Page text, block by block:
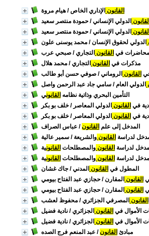
القانون الإداري الخاص/ هيام مروة
القانون الدولي الإنساني/ حمودة منتصر سعيد
القانون الدولي الإنساني/ حمودة منتصر سعيد
الدولي لحقوق الإنسان/ محمد يوسنى علون
محاضرات في القانون التجاري/ صبحي عرب
مذكرات في القانون التجاري/ محمد هلال
القانون الروماني/ صوفي حسن أبو طالب
الدولي العام/ سامي جاد عبد الرحمن واصل
التأمين البحري وذاتية نظامه القانوني
في القانون الدولي المعاصر / خلف بو بكر
في القانون الدولي المعاصر / خلف بو بكر
المدخل إلى علم القانون/ عباس الصراف
لدراسة القانون والشريعة / سمير عالية
لدراسة القانون والمصطلحات القانونية
لدراسة القانون والمصطلحات القانونية
المطول في القانون المدني/ جاك غشان
القانون المقارن/ حجازي عبد الفتاح بيومي
القانون المقارن/ حجازي عبد الفتاح بيومي
القانون المصرفي الجزائري/ محفوظ لعشب
الأموال في القانون الجزائري/ نادية فضيل
الأموال في القانون الجزائري/ نادية فضيل
مبادئ القانون/ عبد المنعم فرج الصده